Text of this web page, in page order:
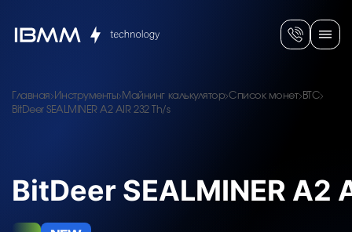
Главная Инструменты Майнинг калькулятор Список монет BTC
BitDeer SEALMINER A2 AIR 232 Th/s
BitDeer SEALMINER A2